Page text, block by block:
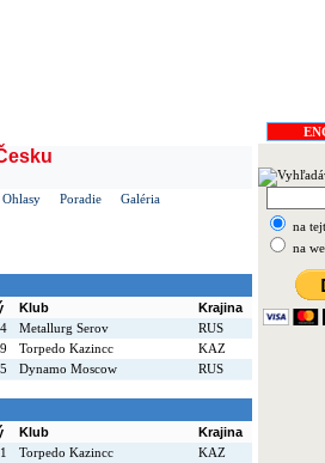
Ohlasy Poradie Galéria
Klub
Krajina
Metallurg Serov
RUS
Torpedo Kazincc
KAZ
Dynamo Moscow RUS
Klub
Krajina
Torpedo Kazincc
KAZ
na
na